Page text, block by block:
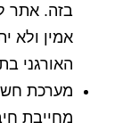
בזה. אתר
אמין ולא
האורגני
מערכת
מחייבת